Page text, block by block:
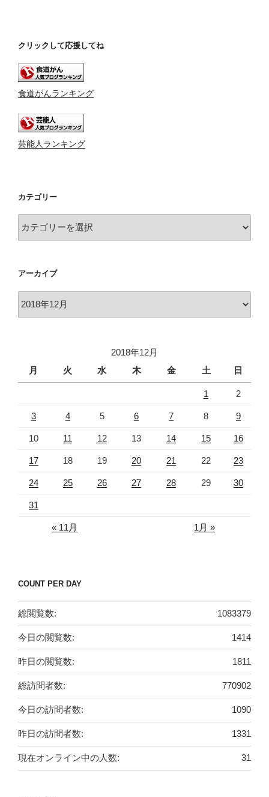
クリックして応援してね
食道がんランキング
芸能人ランキング
カテゴリー
テ
ー
アーカイブ
2018年12月
月
火 水 木 金 土 日
1 2
3 4 5 6 7 8 9
10 11 12 13 14 15 16
17 18 19 20 21 22 23
24 25 26 27 28 29 30
31
« 11月 1月 »
COUNT PER DAY
1083379
総閲覧数:
1414
今日の閲覧数:
1811
昨日の閲覧数:
770902
総訪問者数:
1090
今日の訪問者数:
1331
昨日の訪問者数:
31
現在オンライン中の人数: